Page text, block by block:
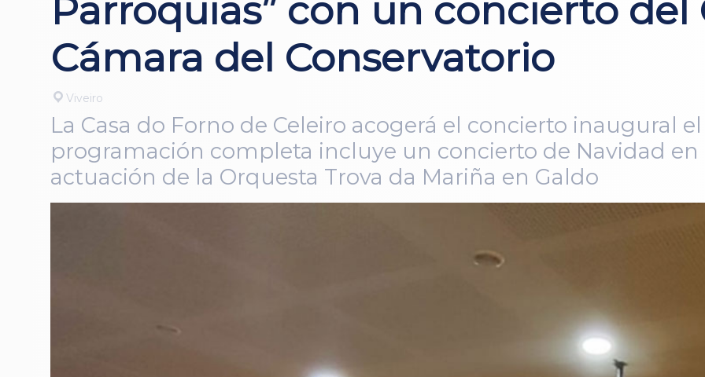
Parroquias” con un concierto del
Cámara del Conservatorio
Viveiro
La Casa do Forno de Celeiro acogerá el concierto inaugural
programación completa incluye un concierto de Navidad en
actuación de la Orquesta Trova da Mariña en Galdo